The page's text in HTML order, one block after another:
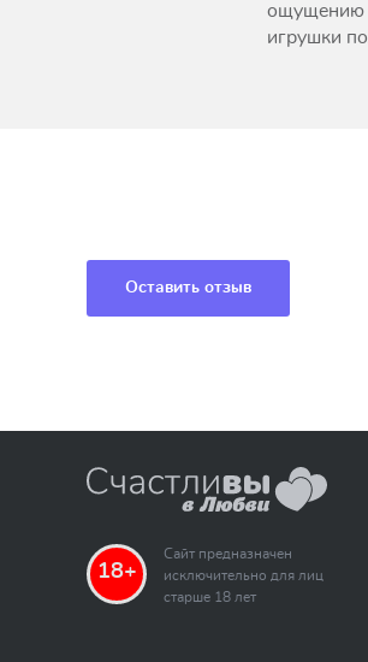
ощущению
игрушки
Оставить отзыв
18+
Сайт предназначен
исключительно для лиц
старше 18 лет